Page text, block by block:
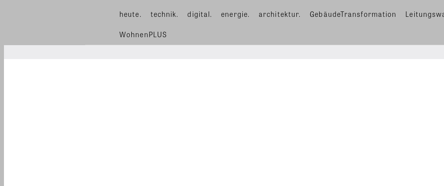
heute. technik. digital. energie. architektur. GebäudeTransformation
WohnenPLUS